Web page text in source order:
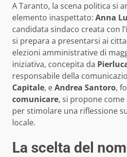
A Taranto, la scena politica si
elemento inaspettato: Anna
candidata sindaco creata con
si prepara a presentarsi ai
elezioni amministrative di
iniziativa, concepita da
responsabile della
Capitale, eAndrea Santoro,
comunicare, si propone
per stimolare una riflessione
locale.
La scelta del